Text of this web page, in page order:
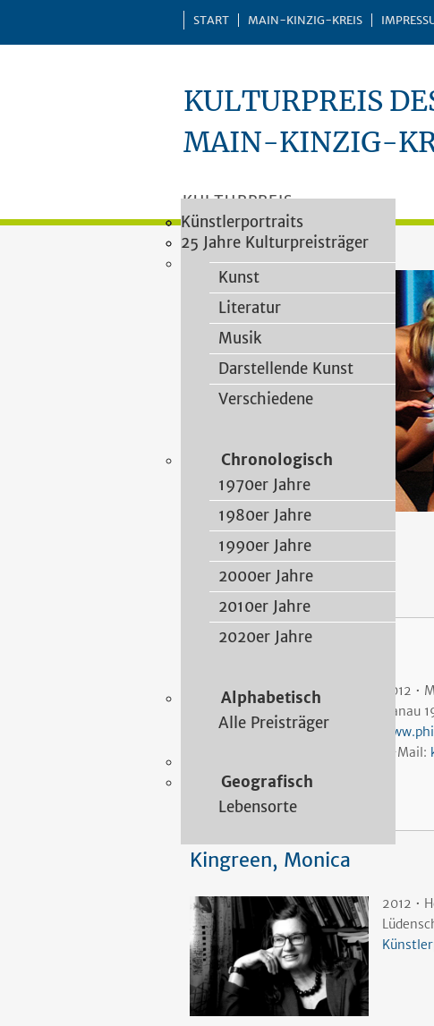
START MAIN-KINZIG-KREIS
KULTURPREIS
MAIN-KINZIG-
KULTURPREIS
Vergaberichtlinien
Vorschlagsformular
Kulturpreisjury
PREISTRÄGER
Kategorien
Heimatforschung
Kunst
Literatur
Musik
Darstellende Kunst
Verschiedene
Chronologisch
1970er Jahre
1980er Jahre
1990er Jahre
2000er Jahre
2010er Jahre
2020er Jahre
Alphabetisch
Alle Preisträger
Geografisch
Lebensorte
VERLEIHUNGEN
Impressionen
PUBLIKATIONEN
Künstlerportraits
25 Jahre Kulturpreisträger
2012
Mellies, Philipp
2012 •
Hanau
E-Mail:
Kingreen, Monica
2012 •